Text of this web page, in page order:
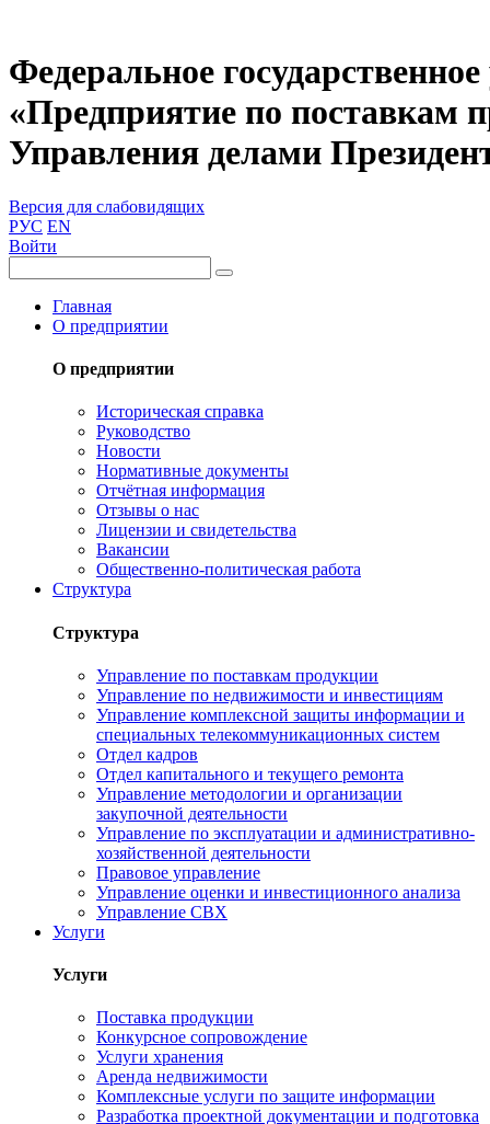
Федеральное
«Предприятие по поставкам
Управления делами
Версия для слабовидящих
РУС EN
Войти
Главная
О предприятии
О предприятии
Историческая справка
Руководство
Новости
Нормативные документы
Отчётная информация
Отзывы о нас
Лицензии и свидетельства
Вакансии
Общественно-политическая работа
Структура
Структура
Управление по поставкам продукции
Управление по недвижимости и инвестициям
Управление комплексной защиты информации и
специальных телекоммуникационных систем
Отдел кадров
Отдел капитального и текущего ремонта
Управление методологии и организации
закупочной деятельности
Управление по эксплуатации и административно-
хозяйственной деятельности
Правовое управление
Управление оценки и инвестиционного анализа
Управление СВХ
Услуги
Услуги
Поставка продукции
Конкурсное сопровождение
Услуги хранения
Аренда недвижимости
Комплексные услуги по защите информации
Разработка проектной документации и подготовка